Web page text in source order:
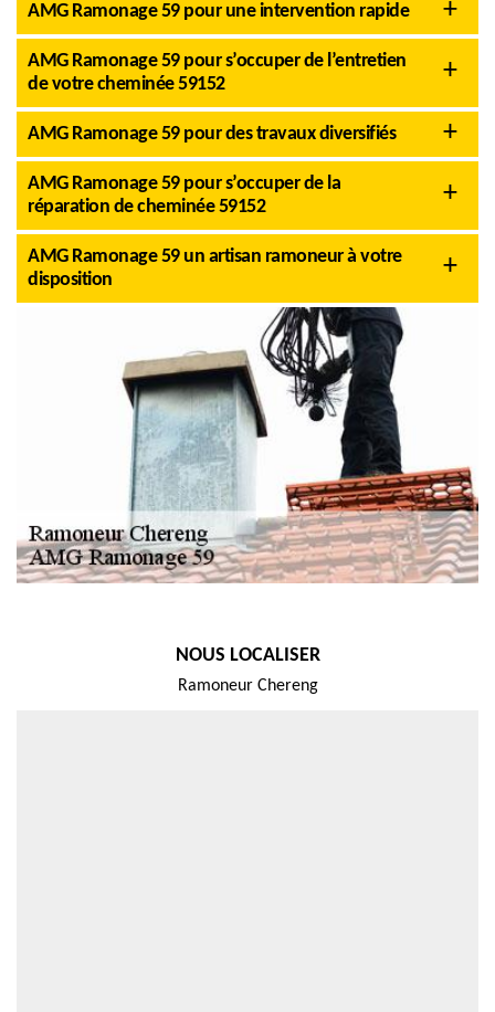
AMG Ramonage 59 pour une intervention rapide
AMG Ramonage 59 pour s’occuper de l’entretien
de votre cheminée 59152
AMG Ramonage 59 pour des travaux diversifiés
AMG Ramonage 59 pour s’occuper de la
réparation de cheminée 59152
AMG Ramonage 59 un artisan ramoneur à votre
disposition
NOUS LOCALISER
Ramoneur Chereng